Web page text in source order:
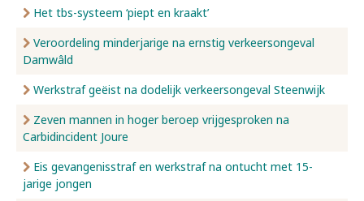
Het tbs-systeem ‘piept en kraakt’
Veroordeling minderjarige na ernstig verkeersongeval
Damwâld
Werkstraf geëist na dodelijk verkeersongeval Steenwijk
Zeven mannen in hoger beroep vrijgesproken na
Carbidincident Joure
Eis gevangenisstraf en werkstraf na ontucht met 15-
jarige jongen